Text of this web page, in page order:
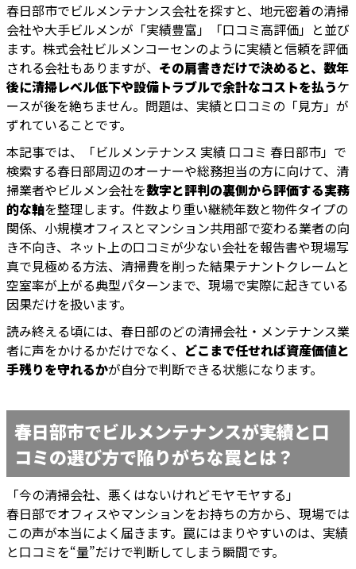
春日部市でビルメンテナンス会社を探すと、地元密着の清掃
会社や大手ビルメンが「実績豊富」「口コミ高評価」と並び
ます。株式会社ビルメンコーセンのように実績と信頼を評価
される会社もありますが、 その肩書きだけで決めると、数年
後に清掃レベル低下や設備トラブルで余計なコストを払うケ
ースが後を絶ちません。問題は、実績と口コミの「見方」が
ずれていることです。
本記事では、「ビルメンテナンス 実績 口コミ 春日部市」で
検索する春日部周辺のオーナーや総務担当の方に向けて、清
掃業者やビルメン会社を数字と評判の裏側から評価する実務
的な軸を整理します。件数より重い継続年数と物件タイプの
関係、小規模オフィスとマンション共用部で変わる業者の向
き不向き、ネット上の口コミが少ない会社を報告書や現場写
真で見極める方法、清掃費を削った結果テナントクレームと
空室率が上がる典型パターンまで、現場で実際に起きている
因果だけを扱います。
読み終える頃には、春日部のどの清掃会社・メンテナンス業
者に声をかけるかだけでなく、 どこまで任せれば資産価値と
手残りを守れるかが自分で判断できる状態になります。
春日部市でビルメンテナンスが実績と口
コミの選び方で陥りがちな罠とは？
「今の清掃会社、悪くはないけれどモヤモヤする」
春日部でオフィスやマンションをお持ちの方から、現場では
この声が本当によく届きます。罠にはまりやすいのは、実績
と口コミを“量”だけで判断してしまう瞬間です。